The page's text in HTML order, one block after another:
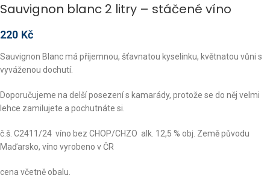
Sauvignon blanc 2 litry – stáčené víno
220 Kč
Sauvignon Blanc má příjemnou, šťavnatou kyselinku, květnatou vůni s
vyváženou dochutí.
Doporučujeme na delší posezení s kamarády, protože se do něj velmi
lehce zamilujete a pochutnáte si.
č.š. C2411/24 víno bez CHOP/CHZO alk. 12,5 % obj. Země původu
Maďarsko, víno vyrobeno v ČR
cena včetně obalu.